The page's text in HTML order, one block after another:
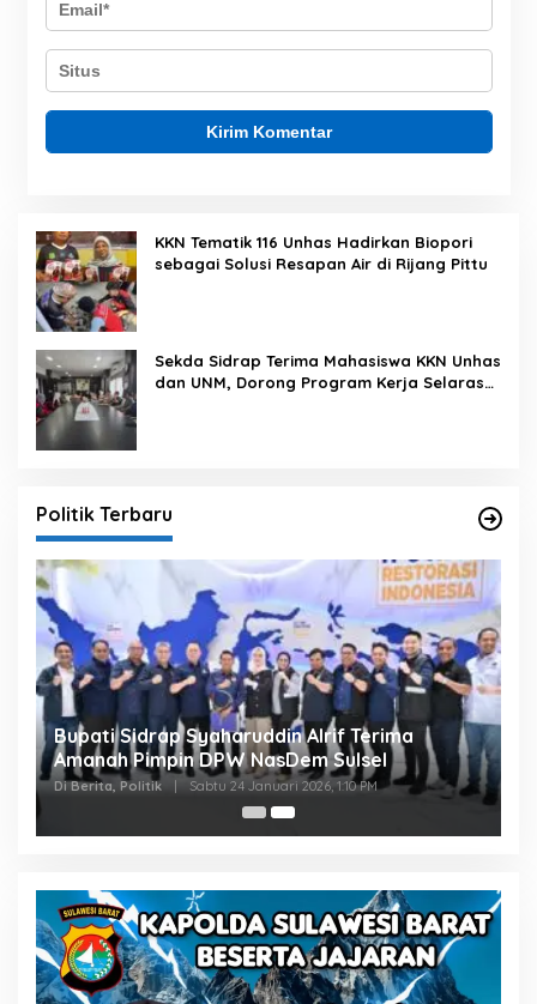
KKN Tematik 116 Unhas Hadirkan Biopori
sebagai Solusi Resapan Air di Rijang Pittu
Sekda Sidrap Terima Mahasiswa KKN Unhas
dan UNM, Dorong Program Kerja Selaras
Politik Terbaru
Bupati Sidrap Syaharuddin Alrif Terima
Amanah Pimpin DPW NasDem Sulsel
Di Berita, Politik | Sabtu 24 Januari 2026, 1:10 PM